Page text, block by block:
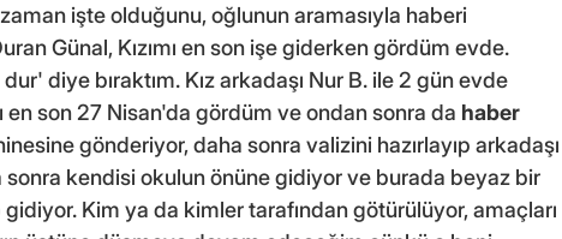
zaman işte olduğunu, oğlunun aramasıyla haberi
Günal, Kızımı en son işe giderken gördüm evde.
diye bıraktım. Kız arkadaşı Nur B. ile 2 gün evde
en son 27 Nisan'da gördüm ve ondan sonra da haber
gönderiyor, daha sonra valizini hazırlayıp arkadaşı
sonra kendisi okulun önüne gidiyor ve burada beyaz bir
Kim ya da kimler tarafından götürülüyor, amaçları